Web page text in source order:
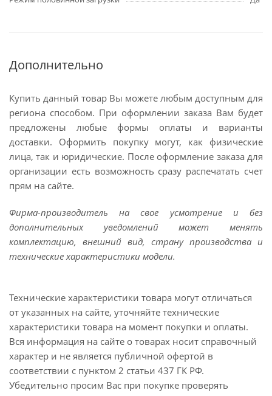
Дополнительно
Купить данный товар Вы можете любым доступным для
региона способом. При оформлении заказа Вам будет
предложены любые формы оплаты и варианты
доставки. Оформить покупку могут, как физические
лица, так и юридические. После оформление заказа для
организации есть возможность сразу распечатать счет
прям на сайте.
Фирма-производитель на свое усмотрение и без
дополнительных уведомлений может менять
комплектацию, внешний вид, страну производства и
технические характеристики модели.
Технические характеристики товара могут отличаться
от указанных на сайте, уточняйте технические
характеристики товара на момент покупки и оплаты.
Вся информация на сайте о товарах носит справочный
характер и не является публичной офертой в
соответствии с пунктом 2 статьи 437 ГК РФ.
Убедительно просим Вас при покупке проверять